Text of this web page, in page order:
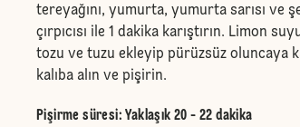
tereyağını, yumurta, yumurta sarısı ve
çırpıcısı ile 1 dakika karıştırın. Limon
tozu ve tuzu ekleyip pürüzsüz oluncaya
kalıba alın ve pişirin.
Pişirme süresi: Yaklaşık 20 - 22 dakika